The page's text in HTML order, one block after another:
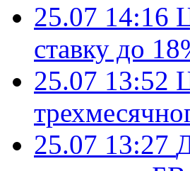
25.07 14:16
ставку до
25.07 13:52
25.07 13:27